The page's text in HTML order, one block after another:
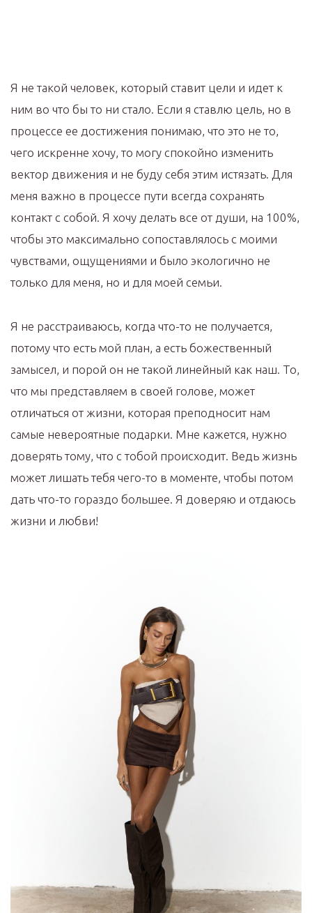
Я не такой человек, который ставит цели и идет к
ним во что бы то ни стало. Если я ставлю цель, но в
процессе ее достижения понимаю, что это не то,
чего искренне хочу, то могу спокойно изменить
вектор движения и не буду себя этим истязать. Для
меня важно в процессе пути всегда сохранять
контакт с собой. Я хочу делать все от души, на 100%,
чтобы это максимально сопоставлялось с моими
чувствами, ощущениями и было экологично не
только для меня, но и для моей семьи.
Я не расстраиваюсь, когда что-то не получается,
потому что есть мой план, а есть божественный
замысел, и порой он не такой линейный как наш. То,
что мы представляем в своей голове, может
отличаться от жизни, которая преподносит нам
самые невероятные подарки. Мне кажется, нужно
доверять тому, что с тобой происходит. Ведь жизнь
может лишать тебя чего-то в моменте, чтобы потом
дать что-то гораздо большее. Я доверяю и отдаюсь
жизни и любви!